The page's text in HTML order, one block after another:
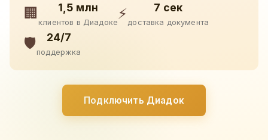
🏢 1,5 млн
клиентов в Диадоке
⚡ 7 сек
доставка документа
🛡️ 24/7
поддержка
Подключить Диадок